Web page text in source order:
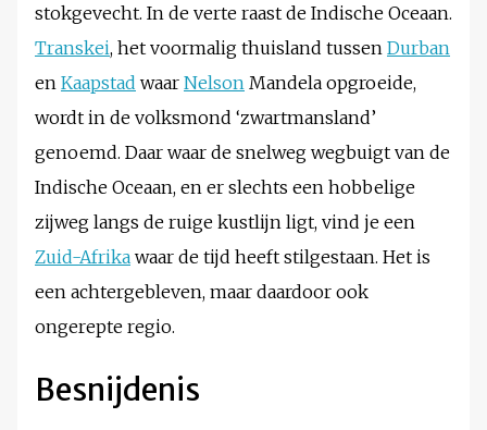
stokgevecht. In de verte raast de Indische Oceaan.
Transkei, het voormalig thuisland tussen Durban
en Kaapstad waar Nelson Mandela opgroeide,
wordt in de volksmond ‘zwartmansland’
genoemd. Daar waar de snelweg wegbuigt van de
Indische Oceaan, en er slechts een hobbelige
zijweg langs de ruige kustlijn ligt, vind je een
Zuid-Afrika waar de tijd heeft stilgestaan. Het is
een achtergebleven, maar daardoor ook
ongerepte regio.
Besnijdenis